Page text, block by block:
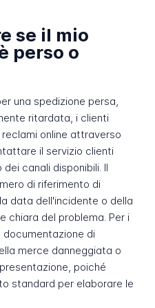
se il mio
perso o
una spedizione persa,
ritardata, i clienti
online attraverso
il servizio clienti
canali disponibili. Il
di riferimento di
data dell'incidente o della
chiara del problema. Per i
di
merce danneggiata o
poiché
standard per elaborare le